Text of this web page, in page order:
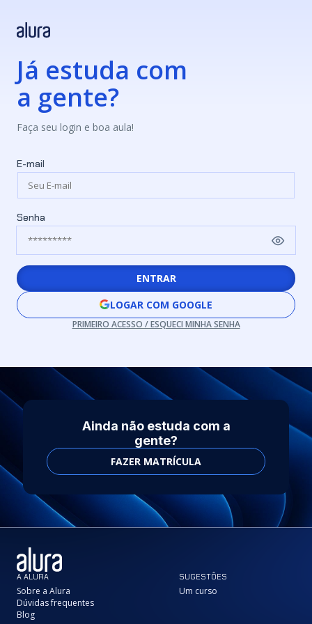
Já estuda com
a gente?
Faça seu login e boa aula!
E-mail
Senha
ENTRAR
LOGAR COM GOOGLE
PRIMEIRO ACESSO / ESQUECI MINHA SENHA
Ainda não estuda com a
gente?
FAZER MATRÍCULA
A ALURA
Sobre a Alura
Dúvidas frequentes
Blog
SUGESTÕES
Um curso